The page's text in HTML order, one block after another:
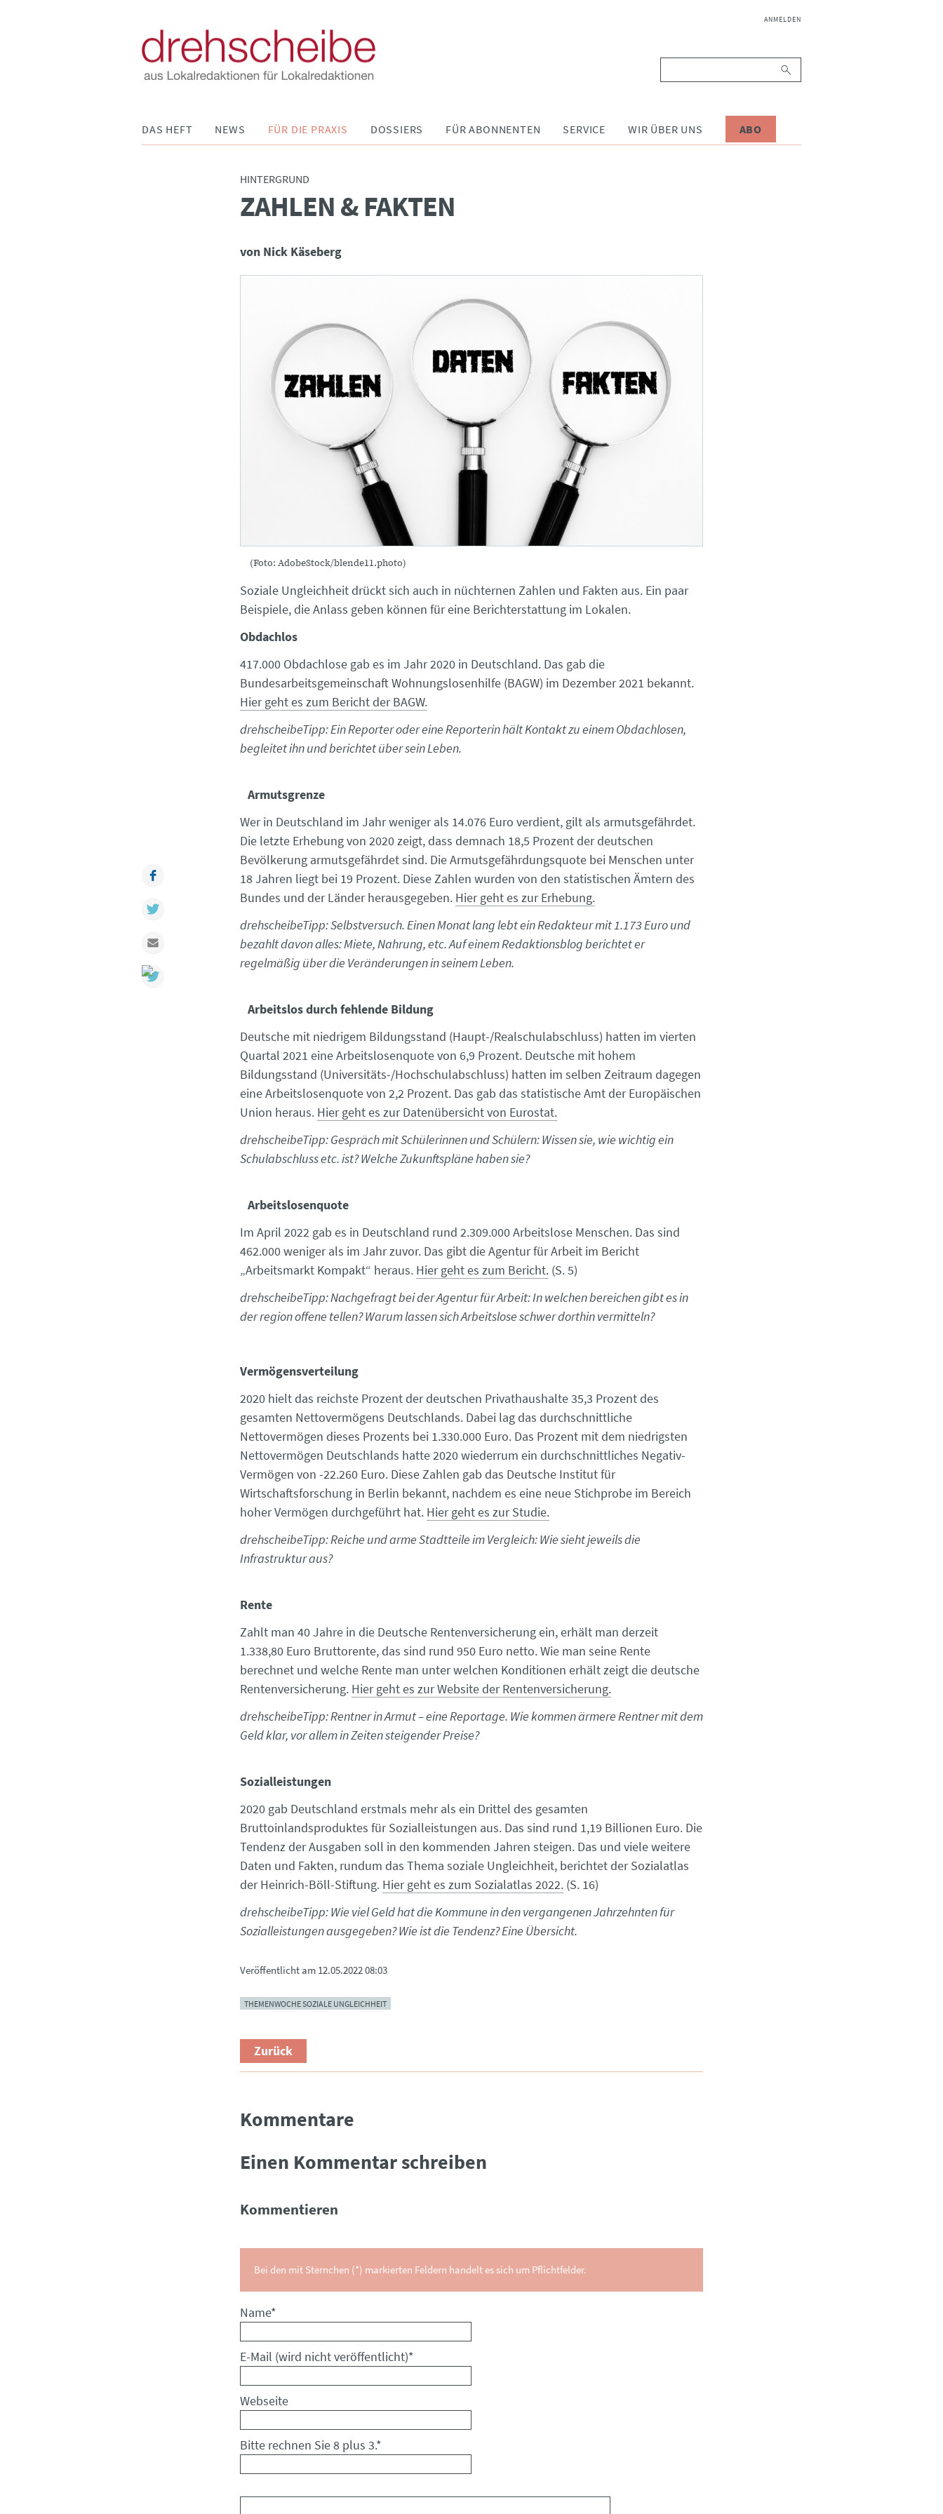
NAVIGATION
ANMELDEN
DAS HEFT NEWS FÜR DIE PRAXIS DOSSIERS FÜR ABONNENTEN SERVICE WIR ÜBER UNS ABO
HINTERGRUND
:ZAHLEN & FAKTEN
von Nick Käseberg
(Foto: AdobeStock/blende11.photo)
Soziale Ungleichheit drückt sich auch in nüchternen Zahlen und Fakten aus. Ein paar
Beispiele, die Anlass geben können für eine Berichterstattung im Lokalen.
Obdachlos
417.000 Obdachlose gab es im Jahr 2020 in Deutschland. Das gab die
Bundesarbeitsgemeinschaft Wohnungslosenhilfe (BAGW) im Dezember 2021 bekannt.
Hier geht es zum Bericht der BAGW.
drehscheibeTipp: Ein Reporter oder eine Reporterin hält Kontakt zu einem Obdachlosen,
begleitet ihn und berichtet über sein Leben.
Armutsgrenze
Wer in Deutschland im Jahr weniger als 14.076 Euro verdient, gilt als armutsgefährdet.
Die letzte Erhebung von 2020 zeigt, dass demnach 18,5 Prozent der deutschen
Bevölkerung armutsgefährdet sind. Die Armutsgefährdungsquote bei Menschen unter
18 Jahren liegt bei 19 Prozent. Diese Zahlen wurden von den statistischen Ämtern des
Bundes und der Länder herausgegeben. Hier geht es zur Erhebung.
drehscheibeTipp: Selbstversuch. Einen Monat lang lebt ein Redakteur mit 1.173 Euro und
bezahlt davon alles: Miete, Nahrung, etc. Auf einem Redaktionsblog berichtet er
regelmäßig über die Veränderungen in seinem Leben.
Arbeitslos durch fehlende Bildung
Deutsche mit niedrigem Bildungsstand (Haupt-/Realschulabschluss) hatten im vierten
Quartal 2021 eine Arbeitslosenquote von 6,9 Prozent. Deutsche mit hohem
Bildungsstand (Universitäts-/Hochschulabschluss) hatten im selben Zeitraum dagegen
eine Arbeitslosenquote von 2,2 Prozent. Das gab das statistische Amt der Europäischen
Union heraus. Hier geht es zur Datenübersicht von Eurostat.
drehscheibeTipp: Gespräch mit Schülerinnen und Schülern: Wissen sie, wie wichtig ein
Schulabschluss etc. ist? Welche Zukunftspläne haben sie?
Arbeitslosenquote
Im April 2022 gab es in Deutschland rund 2.309.000 Arbeitslose Menschen. Das sind
462.000 weniger als im Jahr zuvor. Das gibt die Agentur für Arbeit im Bericht
„Arbeitsmarkt Kompakt“ heraus. Hier geht es zum Bericht. (S. 5)
drehscheibeTipp: Nachgefragt bei der Agentur für Arbeit: In welchen bereichen gibt es in
der region offene tellen? Warum lassen sich Arbeitslose schwer dorthin vermitteln?
Vermögensverteilung
2020 hielt das reichste Prozent der deutschen Privathaushalte 35,3 Prozent des
gesamten Nettovermögens Deutschlands. Dabei lag das durchschnittliche
Nettovermögen dieses Prozents bei 1.330.000 Euro. Das Prozent mit dem niedrigsten
Nettovermögen Deutschlands hatte 2020 wiederrum ein durchschnittliches Negativ-
Vermögen von -22.260 Euro. Diese Zahlen gab das Deutsche Institut für
Wirtschaftsforschung in Berlin bekannt, nachdem es eine neue Stichprobe im Bereich
hoher Vermögen durchgeführt hat. Hier geht es zur Studie.
drehscheibeTipp: Reiche und arme Stadtteile im Vergleich: Wie sieht jeweils die
Infrastruktur aus?
Rente
Zahlt man 40 Jahre in die Deutsche Rentenversicherung ein, erhält man derzeit
1.338,80 Euro Bruttorente, das sind rund 950 Euro netto. Wie man seine Rente
berechnet und welche Rente man unter welchen Konditionen erhält zeigt die deutsche
Rentenversicherung. Hier geht es zur Website der Rentenversicherung.
drehscheibeTipp: Rentner in Armut – eine Reportage. Wie kommen ärmere Rentner mit dem
Geld klar, vor allem in Zeiten steigender Preise?
Sozialleistungen
2020 gab Deutschland erstmals mehr als ein Drittel des gesamten
Bruttoinlandsproduktes für Sozialleistungen aus. Das sind rund 1,19 Billionen Euro. Die
Tendenz der Ausgaben soll in den kommenden Jahren steigen. Das und viele weitere
Daten und Fakten, rundum das Thema soziale Ungleichheit, berichtet der Sozialatlas
der Heinrich-Böll-Stiftung. Hier geht es zum Sozialatlas 2022. (S. 16)
drehscheibeTipp: Wie viel Geld hat die Kommune in den vergangenen Jahrzehnten für
Sozialleistungen ausgegeben? Wie ist die Tendenz? Eine Übersicht.
Veröffentlicht am 12.05.2022 08:03
THEMENWOCHE SOZIALE UNGLEICHHEIT
Zurück
Kommentare
Einen Kommentar schreiben
Kommentieren
Bei den mit Sternchen (*) markierten Feldern handelt es sich um Pflichtfelder.
Pflichtfeld
Name*
Pflichtfeld
E-Mail (wird nicht veröffentlicht)*
Webseite
Bitte rechnen Sie 8 plus 3.*